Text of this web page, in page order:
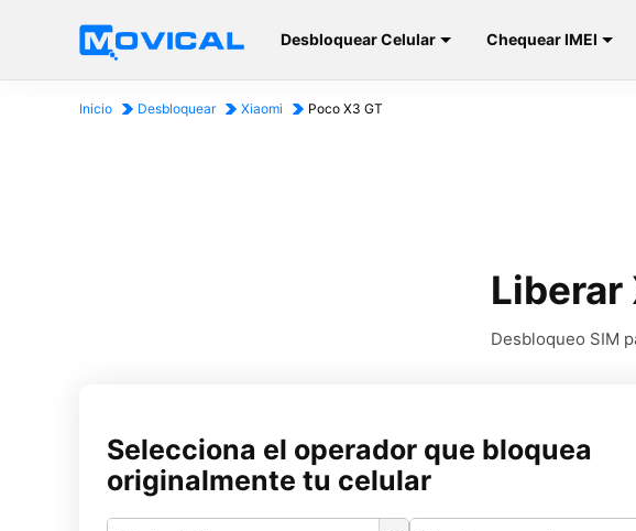
Desbloquear Celular Chequear IMEI
Inicio Desbloquear Xiaomi Poco X3 GT
Liberar
Desbloqueo SIM
Selecciona el operador que bloquea
originalmente tu celular